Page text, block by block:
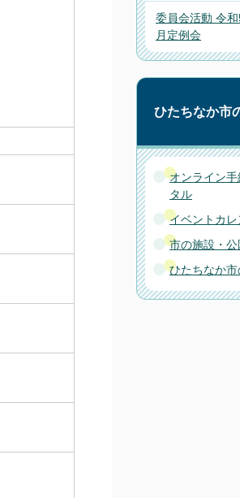
委員会活動 令
月定例会
ひたちなか市
オンライン手
タル
イベントカレ
市の施設・公
ひたちなか市